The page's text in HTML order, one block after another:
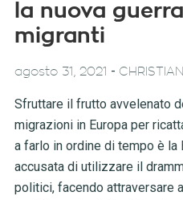
la nuova
migranti
agosto 31, 2021 -
Sfruttare il frutto avvelenato
migrazioni in Europa per
a farlo in ordine di tempo è
accusata di utilizzare il
politici, facendo attraversare